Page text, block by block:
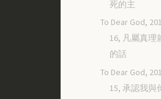
死的主
To Dear God,
16, 凡屬真理
的話
To Dear God,
15, 承認我與